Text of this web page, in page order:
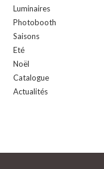
Luminaires
Photobooth
Saisons
Eté
Noël
Catalogue
Actualités